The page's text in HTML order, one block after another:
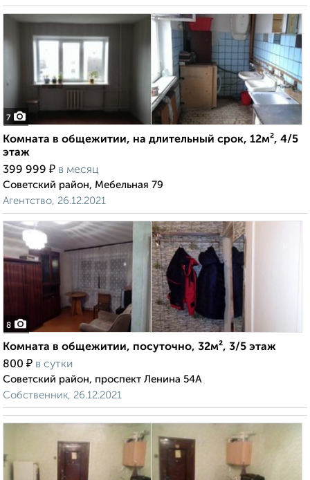
7
Комната в общежитии, на длительный срок, 12м², 4/5
этаж
399 999 ₽ в месяц
Советский район, Мебельная 79
Агентство, 26.12.2021
8
Комната в общежитии, посуточно, 32м², 3/5 этаж
800 ₽ в сутки
Советский район, проспект Ленина 54А
Собственник, 26.12.2021